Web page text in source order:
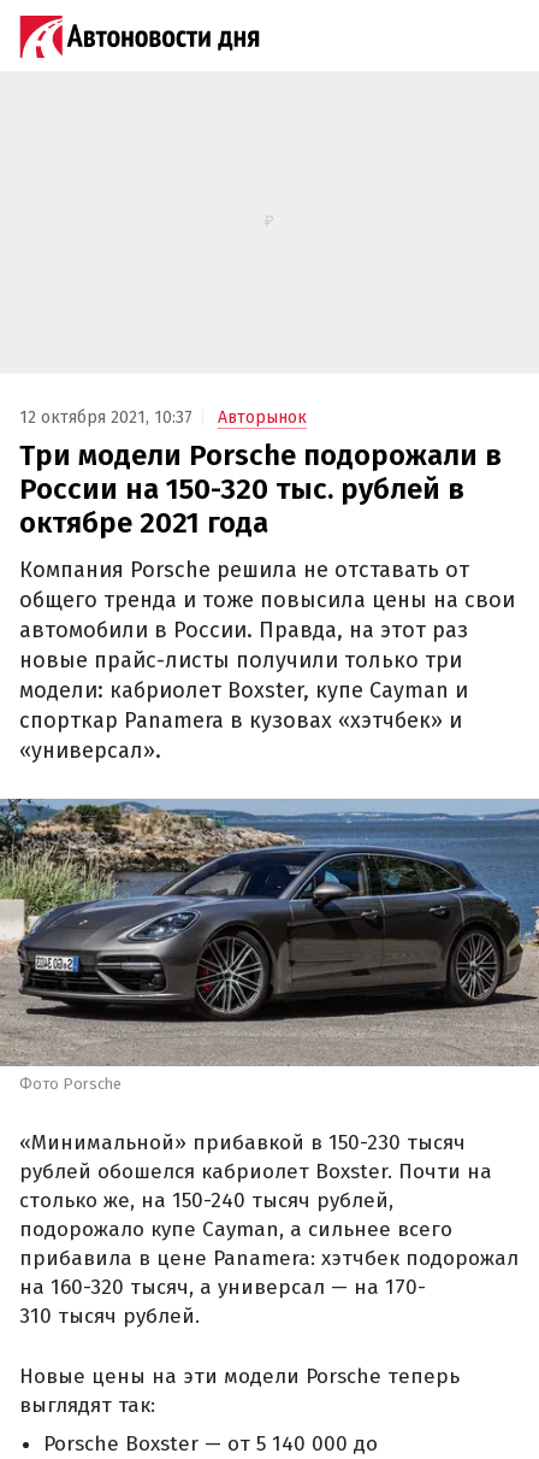
12 октября 2021, 10:37 Авторынок
Три модели Porsche подорожали в
России на 150-320 тыс. рублей в
октябре 2021 года
Компания Porsche решила не отставать от
общего тренда и тоже повысила цены на свои
автомобили в России. Правда, на этот раз
новые прайс-листы получили только три
модели: кабриолет Boxster, купе Cayman и
спорткар Panamera в кузовах «хэтчбек» и
«универсал».
Фото Porsche
«Минимальной» прибавкой в 150-230 тысяч
рублей обошелся кабриолет Boxster. Почти на
столько же, на 150-240 тысяч рублей,
подорожало купе Cayman, а сильнее всего
прибавила в цене Panamera: хэтчбек подорожал
на 160-320 тысяч, а универсал — на 170-
310 тысяч рублей.
Новые цены на эти модели Porsche теперь
выглядят так:
Porsche Boxster — от 5 140 000 до